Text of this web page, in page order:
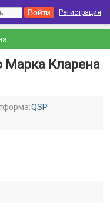
Регистрация
Марка Кларена
QSP